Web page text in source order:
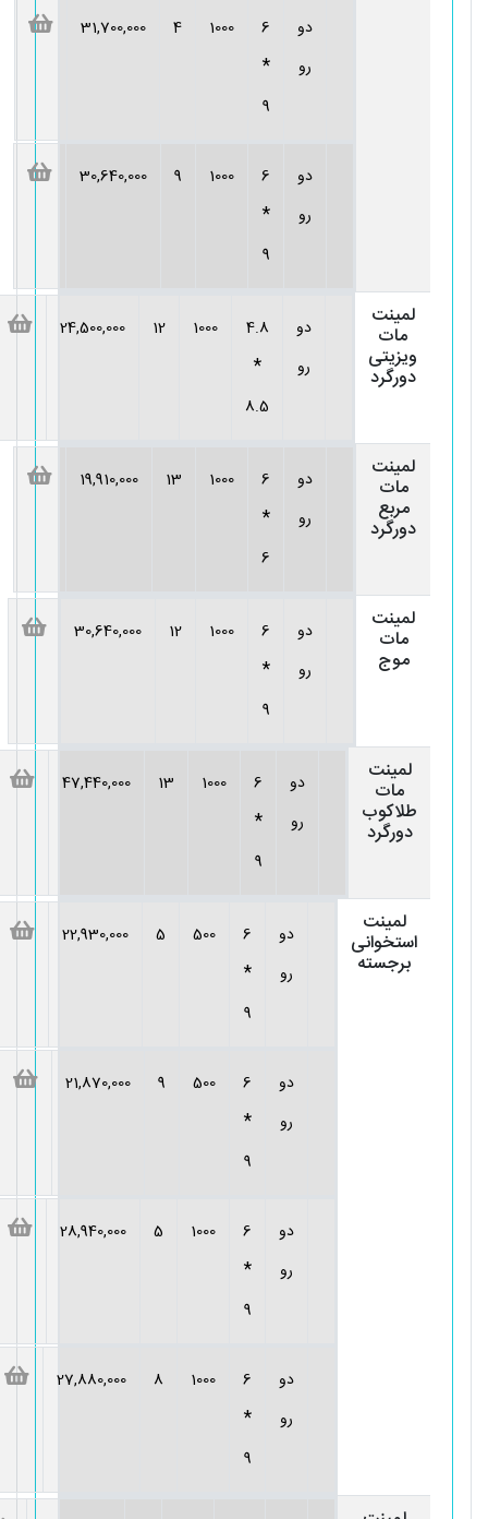
دو
رو
6
*
9
1000
4
31,700,000
دو
رو
6
*
9
1000
9
30,640,000
لمینت
مات
ویزیتی
دورگرد
دو
رو
4.8
*
8.5
1000
12
24,500,000
لمینت
مات
مربع
دورگرد
دو
رو
6
*
6
1000
13
19,910,000
لمینت
مات
موج
دو
رو
6
*
9
1000
12
30,640,000
لمینت
مات
طلاکوب
دورگرد
دو
رو
6
*
9
1000
13
47,440,000
لمینت
استخوانی
برجسته
دو
رو
6
*
9
500
5
22,930,000
دو
رو
6
*
9
500
9
21,870,000
دو
رو
6
*
9
1000
5
28,940,000
دو
رو
6
*
9
1000
8
27,880,000